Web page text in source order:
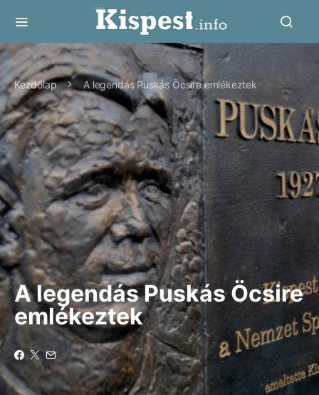
Kezdőlap A legendás Puskás Öcsire emlékeztek
A legendás Puskás Öcsire
emlékeztek